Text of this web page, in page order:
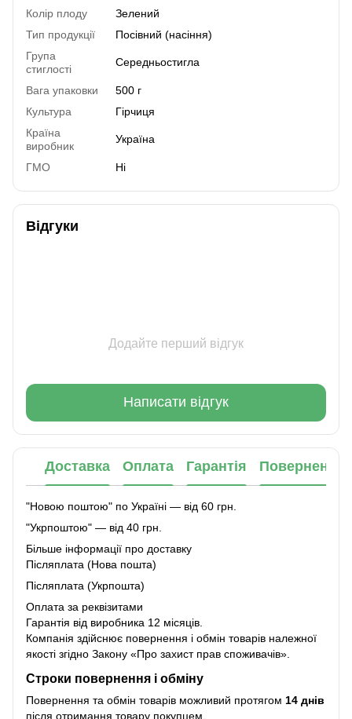
Колір плоду
Зелений
Тип продукції
Посівний (насіння)
Група
стиглості
Середньостигла
Вага упаковки
500 г
Культура
Гірчиця
Країна
виробник
Україна
ГМО Ні
Відгуки
Додайте перший відгук
Написати відгук
Доставка Оплата Гарантія Повернення
"Новою поштою" по Україні — від 60 грн.
"Укрпоштою" — від 40 грн.
Більше інформації про доставку
Післяплата (Нова пошта)
Післяплата (Укрпошта)
Оплата за реквізитами
Гарантія від виробника 12 місяців.
Компанія здійснює повернення і обмін товарів належної
якості згідно Закону «Про захист прав споживачів»
Строки повернення і обміну
Повернення та обмін товарів можливий протягом 14 днів
після отримання товару покупцем.